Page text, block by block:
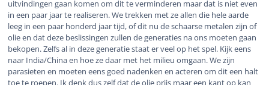
uitvindingen gaan komen om dit te verminderen maar dat is niet even
in een paar jaar te realiseren. We trekken met ze allen die hele aarde
leeg in een paar honderd jaar tijd, of dit nu de schaarse metalen zijn of
olie en dat deze beslissingen zullen de generaties na ons moeten gaan
bekopen. Zelfs al in deze generatie staat er veel op het spel. Kijk eens
naar India/China en hoe ze daar met het milieu omgaan. We zijn
parasieten en moeten eens goed nadenken en acteren om dit een halt